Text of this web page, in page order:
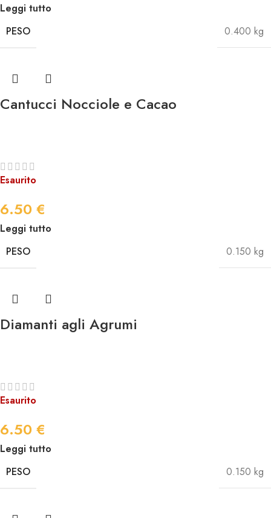
Leggi tutto
PESO
0.400 kg
Cantucci Nocciole e Cacao
Esaurito
6.50 €
Leggi tutto
PESO
0.150 kg
Diamanti agli Agrumi
Esaurito
6.50 €
Leggi tutto
PESO
0.150 kg